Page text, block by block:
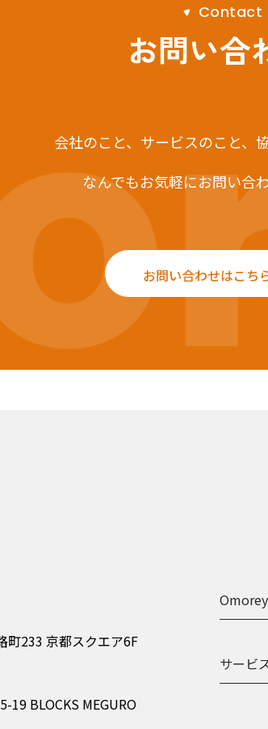
Contact
お問い合
会社のこと、サービスのこと、
なんでもお気軽にお問い合
お問い合わせはこち
町233 京都スクエア6F
19 BLOCKS MEGURO
サービ